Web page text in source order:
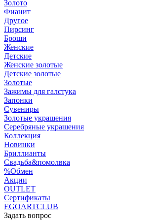
Золото
Фианит
Другое
Пирсинг
Броши
Женские
Детские
Женские золотые
Детские золотые
Золотые
Зажимы для галстука
Запонки
Сувениры
Золотые украшения
Серебряные украшения
Коллекция
Новинки
Бриллианты
Свадьба&помолвка
%Обмен
Акции
OUTLET
Сертификаты
EGOARTCLUB
Задать вопрос